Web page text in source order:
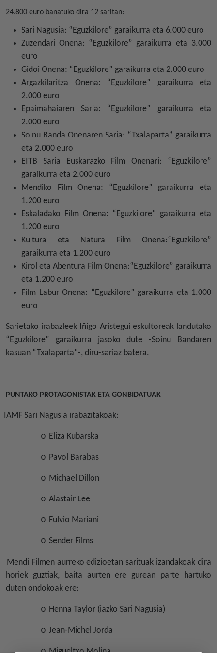
24.800 euro banatuko dira 12 saritan:
Sari Nagusia: “Eguzkilore” garaikurra eta 6.000 euro
Zuzendari Onena: “Eguzkilore” garaikurra eta 3.000
euro
Gidoi Onena: “Eguzkilore” garaikurra eta 2.000 euro
Argazkilaritza Onena: “Eguzkilore” garaikurra eta
2.000 euro
Epaimahaiaren Saria: “Eguzkilore” garaikurra eta
2.000 euro
Soinu Banda Onenaren Saria: “Txalaparta” garaikurra
eta 2.000 euro
EITB Saria Euskarazko Film Onenari: “Eguzkilore”
garaikurra eta 2.000 euro
Mendiko Film Onena: “Eguzkilore” garaikurra eta
1.200 euro
Eskaladako Film Onena: “Eguzkilore” garaikurra eta
1.200 euro
Kultura eta Natura Film Onena:“Eguzkilore”
garaikurra eta 1.200 euro
Kirol eta Abentura Film Onena:“Eguzkilore” garaikurra
eta 1.200 euro
Film Labur Onena: “Eguzkilore” garaikurra eta 1.000
euro
Sarietako irabazleek Iñigo Aristegui eskultoreak landutako
“Eguzkilore” garaikurra jasoko dute -Soinu Bandaren
kasuan “Txalaparta”-, diru-sariaz batera.
PUNTAKO PROTAGONISTAK ETA GONBIDATUAK
IAMF Sari Nagusia irabazitakoak:
o Eliza Kubarska
o Pavol Barabas
o Michael Dillon
o Alastair Lee
o Fulvio Mariani
o Sender Films
Mendi Filmen aurreko edizioetan sarituak izandakoak dira
horiek guztiak, baita aurten ere gurean parte hartuko
duten ondokoak ere:
o Henna Taylor (iazko Sari Nagusia)
o Jean-Michel Jorda
o Migueltxo Molina